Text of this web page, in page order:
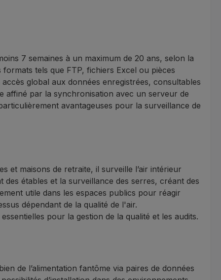
7 semaines à un maximum de 20 ans, selon la
tels que FTP, fichiers Excel ou pièces
global aux données enregistrées, consultables
affiné par la synchronisation avec un serveur de
avantageuses pour la surveillance de
et maisons de retraite, il surveille l’air intérieur
étables et la surveillance des serres, créant des
utile dans les espaces publics pour réagir
dépendant de la qualité de l'air.
pour la gestion de la qualité et les audits.
de l’alimentation fantôme via paires de données